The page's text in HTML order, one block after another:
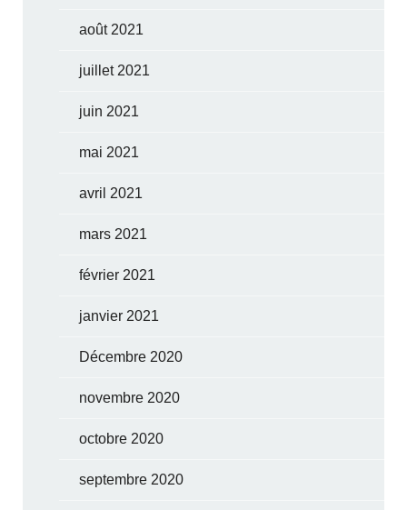
août 2021
juillet 2021
juin 2021
mai 2021
avril 2021
mars 2021
février 2021
janvier 2021
Décembre 2020
novembre 2020
octobre 2020
septembre 2020